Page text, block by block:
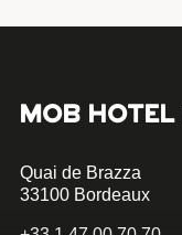
MOB HOTEL
Quai de Brazza
33100 Bordeaux